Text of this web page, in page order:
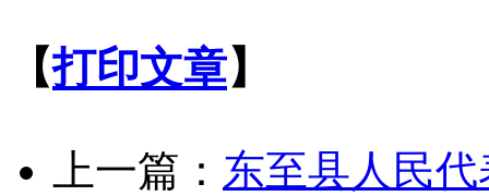
【打印文章】
上一篇： 东至县人民